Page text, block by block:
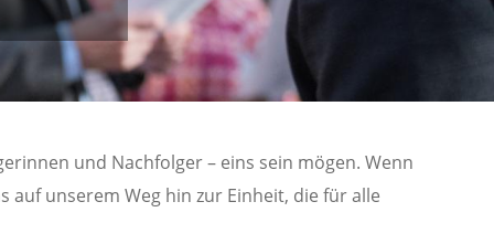
und Nachfolger – eins sein mögen. Wenn
unserem Weg hin zur Einheit, die für alle